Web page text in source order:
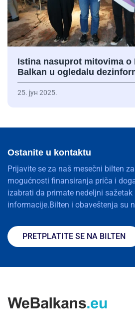
Istina nasuprot mitovima o
Balkan u ogledalu
25. јун 2025.
Ostanite u kontaktu
Prijavite se za naš mesečni bilten
mogućnosti finansiranja priča i
izabrati da primate nedeljni sažetak
informacije.Bilten i obaveštenja su
PRETPLATITE SE NA BILTEN